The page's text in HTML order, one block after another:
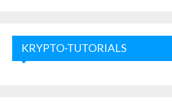
KRYPTO-TUTORIALS